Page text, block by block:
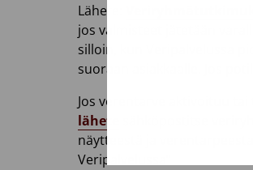
Lähete:
jos valmisteet jätetään
silloin, kun Veripalvelussa
suoraan asiakkaalle. Jos
Jos verentarve aktivoituu
lähete
näytteestä ja
Veripalvelussa”